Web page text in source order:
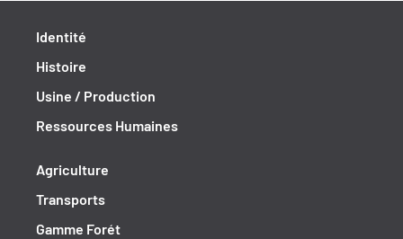
Identité
Histoire
Usine / Production
Ressources Humaines
Agriculture
Transports
Gamme Forét